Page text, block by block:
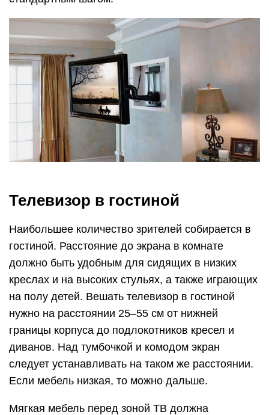
Телевизор в гостиной
Наибольшее количество зрителей собирается в
гостиной. Расстояние до экрана в комнате
должно быть удобным для сидящих в низких
креслах и на высоких стульях, а также играющих
на полу детей. Вешать телевизор в гостиной
нужно на расстоянии 25–55 см от нижней
границы корпуса до подлокотников кресел и
диванов. Над тумбочкой и комодом экран
следует устанавливать на таком же расстоянии.
Если мебель низкая, то можно дальше.
Мягкая мебель перед зоной ТВ должна